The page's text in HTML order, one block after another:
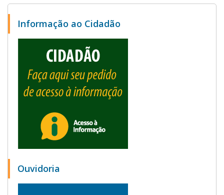
Informação ao Cidadão
Ouvidoria